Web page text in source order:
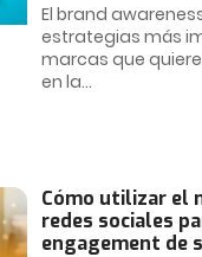
El brand
estrategias más
marcas que
en la
Cómo utilizar el
redes sociales
engagement de